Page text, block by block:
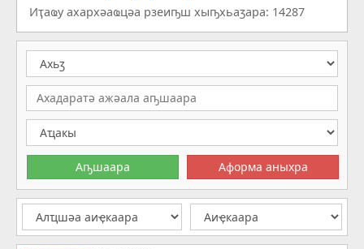
Иҭаҩу ахархәаҩцәа рзеиҧш хыҧхьаӡара: 14287